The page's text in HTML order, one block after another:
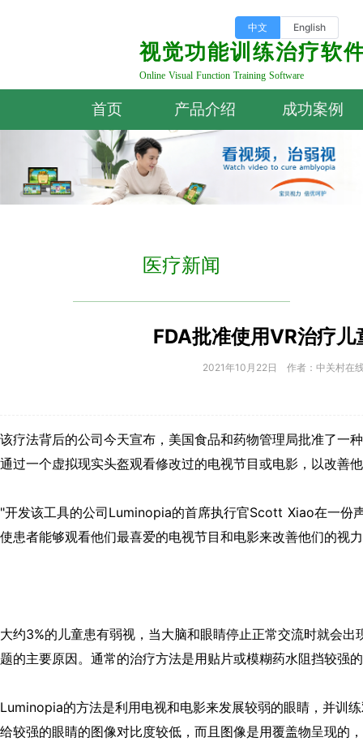
中文 English
视觉功能训练治疗软
Online Visual Function Training Software
首页 产品介绍 成功案例
医疗新闻
FDA批准使用VR治疗儿
2021年10月22日 作者：中关村在
该疗法背后的公司今天宣布，美国食品和药物管理局批准了一
通过一个虚拟现实头盔观看修改过的电视节目或电影，以改善
"开发该工具的公司Luminopia的首席执行官Scott Xiao在一份
使患者能够观看他们最喜爱的电视节目和电影来改善他们的视
大约3%的儿童患有弱视，当大脑和眼睛停止正常交流时就会
题的主要原因。通常的治疗方法是用贴片或模糊药水阻挡较强
Luminopia的方法是利用电视和电影来发展较弱的眼睛，并训
给较强的眼睛的图像对比度较低，而且图像是用覆盖物呈现的